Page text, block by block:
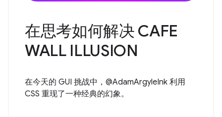
在思考如何解决 CAFE
WALL ILLUSION
在今天的 GUI 挑战中，@AdamArgyleInk 利用
CSS 重现了一种经典的幻象。